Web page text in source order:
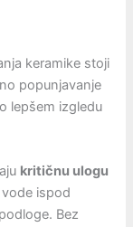
keramike stoji
popunjavanje
lepšem izgledu
kritičnu ulogu
ispod
Bez